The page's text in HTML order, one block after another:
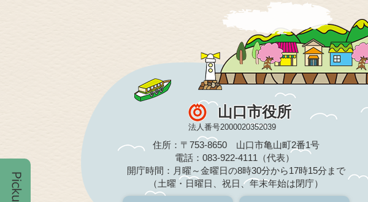
山口市役所
法人番号2000020352039
住所：〒753-8650 山口市亀山町2番1号
電話：083-922-4111（代表）
開庁時間：月曜～金曜日の8時30分から17時15分まで
（土曜・日曜日、祝日、年末年始は閉庁）